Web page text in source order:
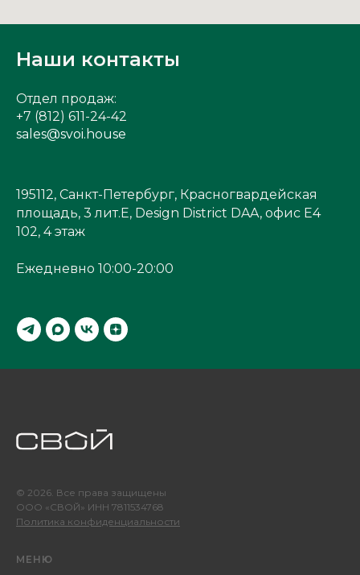
Наши контакты
Отдел продаж:
+7 (812) 611-24-42
sales@svoi.house
195112, Санкт-Петербург, Красногвардейская
площадь, 3 лит.Е, Design District DAA, офис Е4
102, 4 этаж
Ежедневно 10:00-20:00
© 2026. Все права защищены
ООО «СВОЙ» ИНН 7811534768
Политика конфиденциальности
МЕНЮ